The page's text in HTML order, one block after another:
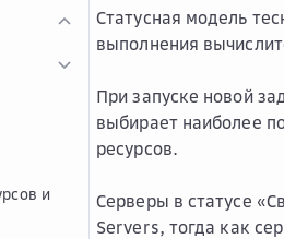
и
Статусная модель
выполнения
При запуске новой
выбирает наиболее
ресурсов.
Серверы в статусе
Servers, тогда как